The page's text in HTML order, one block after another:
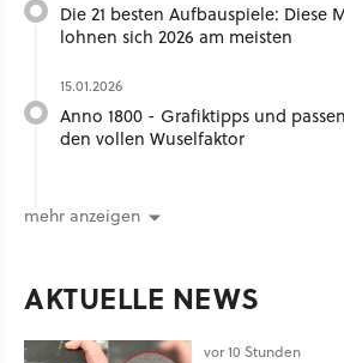
Die 21 besten Aufbauspiele: Diese
lohnen sich 2026 am meisten
15.01.2026
Anno 1800 - Grafiktipps und
den vollen Wuselfaktor
mehr anzeigen
AKTUELLE NEWS
vor 10 Stunden